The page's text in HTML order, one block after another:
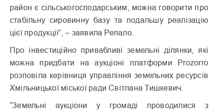
район є сільськогосподарським, можна говорити про
стабільну сировинну базу та подальшу реалізацію
цієї продукції”, – заявила Репало.
Про інвестиційно привабливі земельні ділянки, які
можна придбати на аукціоні платформи Prozorro
розповіла керівниця управління земельних ресурсів
Хмільницької міської ради Світлана Тишкевич.
“Земельні аукціони у громаді проводилися з